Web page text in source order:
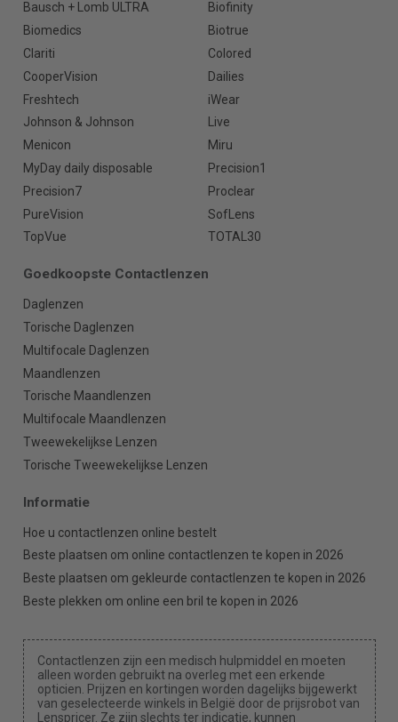
Bausch + Lomb ULTRA
Biofinity
Biomedics
Biotrue
Clariti
Colored
CooperVision
Dailies
Freshtech
iWear
Johnson & Johnson
Live
Menicon
Miru
MyDay daily disposable
Precision1
Precision7
Proclear
PureVision
SofLens
TopVue
TOTAL30
Goedkoopste Contactlenzen
Daglenzen
Torische Daglenzen
Multifocale Daglenzen
Maandlenzen
Torische Maandlenzen
Multifocale Maandlenzen
Tweewekelijkse Lenzen
Torische Tweewekelijkse Lenzen
Informatie
Hoe u contactlenzen online bestelt
Beste plaatsen om online contactlenzen te kopen in 2026
Beste plaatsen om gekleurde contactlenzen te kopen in 2026
Beste plekken om online een bril te kopen in 2026
Contactlenzen zijn een medisch hulpmiddel en moeten
alleen worden gebruikt na overleg met een erkende
opticien. Prijzen en kortingen worden dagelijks bijgewerkt
van geselecteerde winkels in België door de prijsrobot van
Lenspricer. Ze zijn slechts ter indicatie, kunnen